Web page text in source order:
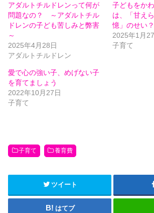
T
w
i
t
r
で
共
有
新
し
い
ウ
ィ
ン
ド
す
)
o
k
で
共
有
は
ク
ッ
ク
て
く
ウ
ィ
ン
で
開
き
ま
す
)
アダルトチルドレンって何が
問題なの？ ～アダルトチル
ドレンの子ども苦しみと弊害
～
2025年4月28日
アダルトチルドレン
子どもをか
は、「甘え
憶」のせい？
2025年1月
子育て
愛で心の強い子、めげない子
を育てましょう
2022年10月27日
子育て
子育て 養育費
ツイート
はてブ